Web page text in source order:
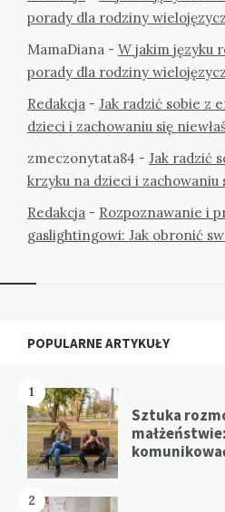
porady dla rodziny
MamaDiana - W jakim języku
porady dla rodziny
Redakcja - Jak radzić sobie z
dzieci i zachowaniu się
zmeczonytata84 - Jak radzić
krzyku na dzieci i zachowaniu
Redakcja - Rozpoznawanie i
gaslightingowi: Jak obronić
Widgets
POPULARNE ARTYKUŁY
1
Sztuka
2